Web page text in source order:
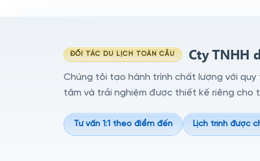
ĐỐI TÁC DU LỊCH TOÀN CẦU Cty TNHH
Chúng tôi tạo hành trình chất lượng với
tâm và trải nghiệm được thiết kế riêng cho
Tư vấn 1:1 theo điểm đến Lịch trình được